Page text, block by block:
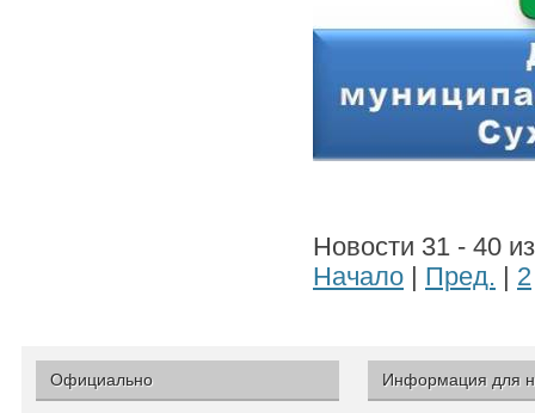
Новости 31 - 40
Начало
Пред. 2
Официально Информация для